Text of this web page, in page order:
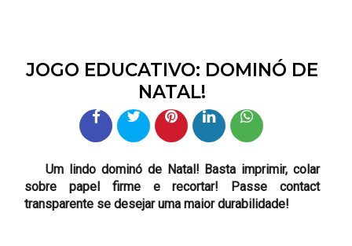
JOGO EDUCATIVO: DOMINÓ DE
NATAL!
Um lindo dominó de Natal! Basta imprimir, colar
sobre papel firme e recortar! Passe contact
transparente se desejar uma maior durabilidade!